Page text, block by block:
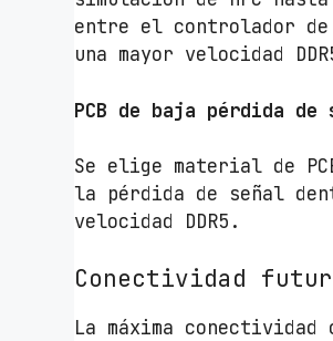
entre el controlador de
una mayor velocidad
PCB de baja pérdida de
Se elige material de
la pérdida de señal
velocidad DDR5.
Conectividad
La máxima